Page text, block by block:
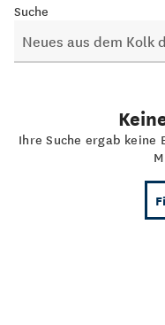
Suche
Ihre Suche ergab keine